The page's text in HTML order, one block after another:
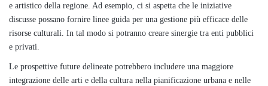
e artistico della regione. Ad esempio, ci si aspetta che le iniziative
discusse possano fornire linee guida per una gestione più efficace delle
risorse culturali. In tal modo si potranno creare sinergie tra enti pubblici
e privati.
Le prospettive future delineate potrebbero includere una maggiore
integrazione delle arti e della cultura nella pianificazione urbana e nelle